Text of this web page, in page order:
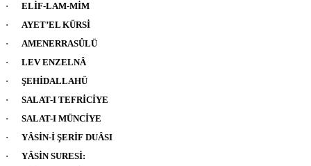
·
ELİF-LAM-MİM
·
AYET’EL KÜRSİ
·
AMENERRASÛLÜ
·
LEV ENZELNÂ
·
ŞEHİDALLAHÜ
·
SALAT-I TEFRİCİYE
·
SALAT-I MÜNCİYE
·
YÂSİN-İ ŞERİF DUÂSI
·
YÂSİN SURESİ: